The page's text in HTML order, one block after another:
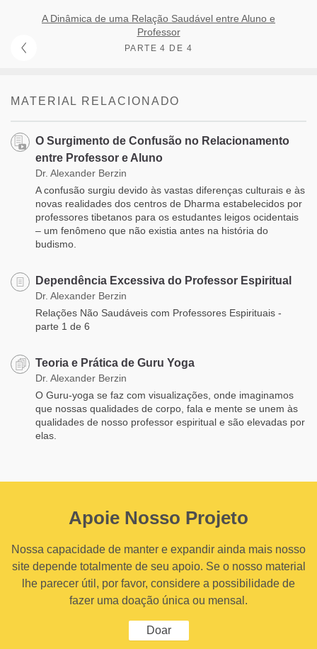
A Dinâmica de uma Relação Saudável entre Aluno e
Professor
PARTE 4 DE 4
MATERIAL RELACIONADO
O Surgimento de Confusão no Relacionamento
entre Professor e Aluno
Dr. Alexander Berzin
A confusão surgiu devido às vastas diferenças culturais e às
novas realidades dos centros de Dharma estabelecidos por
professores tibetanos para os estudantes leigos ocidentais
– um fenômeno que não existia antes na história do
budismo.
Dependência Excessiva do Professor Espiritual
Dr. Alexander Berzin
Relações Não Saudáveis com Professores Espirituais -
parte 1 de 6
Teoria e Prática de Guru Yoga
Dr. Alexander Berzin
O Guru-yoga se faz com visualizações, onde imaginamos
que nossas qualidades de corpo, fala e mente se unem às
qualidades de nosso professor espiritual e são elevadas por
elas.
Apoie Nosso Projeto
Nossa capacidade de manter e expandir ainda mais nosso
site depende totalmente de seu apoio. Se o nosso material
lhe parecer útil, por favor, considere a possibilidade de
fazer uma doação única ou mensal.
Doar